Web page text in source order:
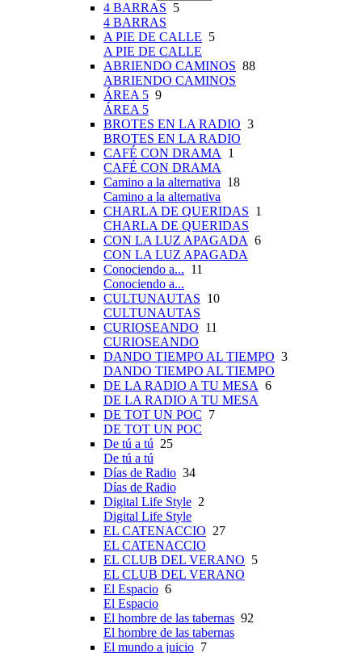
4 BARRAS 5
4 BARRAS
A PIE DE CALLE 5
A PIE DE CALLE
ABRIENDO CAMINOS 88
ABRIENDO CAMINOS
ÁREA 5 9
ÁREA 5
BROTES EN LA RADIO 3
BROTES EN LA RADIO
CAFÉ CON DRAMA
1
CAFÉ CON DRAMA
Camino a la alternativa 18
Camino a la alternativa
CHARLA DE QUERIDAS 1
CHARLA DE QUERIDAS
CON LA LUZ APAGADA 6
CON LA LUZ APAGADA
Conociendo a... 11
Conociendo a...
CULTUNAUTAS 10
CULTUNAUTAS
CURIOSEANDO 11
CURIOSEANDO
DANDO TIEMPO AL TIEMPO 3
DANDO TIEMPO AL TIEMPO
DE LA RADIO A TU MESA 6
DE LA RADIO A TU MESA
DE TOT UN POC 7
DE TOT UN POC
De tú a tú 25
De tú a tú
Días de Radio 34
Días de Radio
Digital Life Style 2
Digital Life Style
EL CATENACCIO 27
EL CATENACCIO
EL CLUB DEL VERANO 5
EL CLUB DEL VERANO
El Espacio 6
El Espacio
El hombre de las tabernas 92
El hombre de las tabernas
El mundo a juicio 7